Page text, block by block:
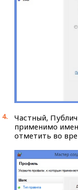
Частный,
применимо
отметить во